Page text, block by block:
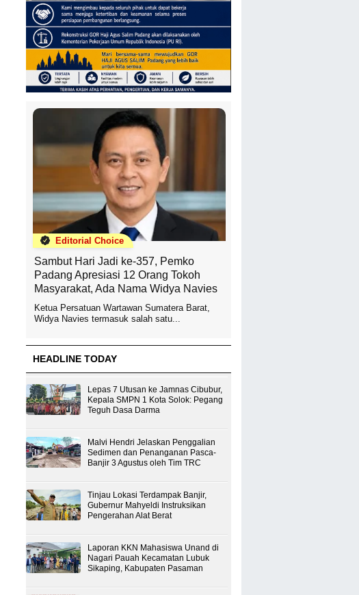
Editorial Choice
Sambut Hari Jadi ke-357, Pemko
Padang Apresiasi 12 Orang Tokoh
Masyarakat, Ada Nama Widya Navies
Ketua Persatuan Wartawan Sumatera Barat,
Widya Navies termasuk salah satu...
HEADLINE TODAY
Lepas 7 Utusan ke Jamnas Cibubur,
Kepala SMPN 1 Kota Solok: Pegang
Teguh Dasa Darma
Malvi Hendri Jelaskan Penggalian
Sedimen dan Penanganan Pasca-
Banjir 3 Agustus oleh Tim TRC
Tinjau Lokasi Terdampak Banjir,
Gubernur Mahyeldi Instruksikan
Pengerahan Alat Berat
Laporan KKN Mahasiswa Unand di
Nagari Pauah Kecamatan Lubuk
Sikaping, Kabupaten Pasaman